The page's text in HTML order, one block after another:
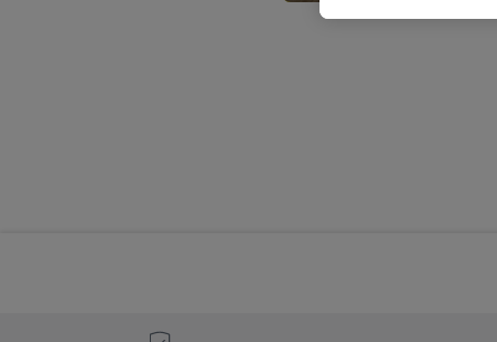
genauen
können, um Sie in
Hierzu wird von uns